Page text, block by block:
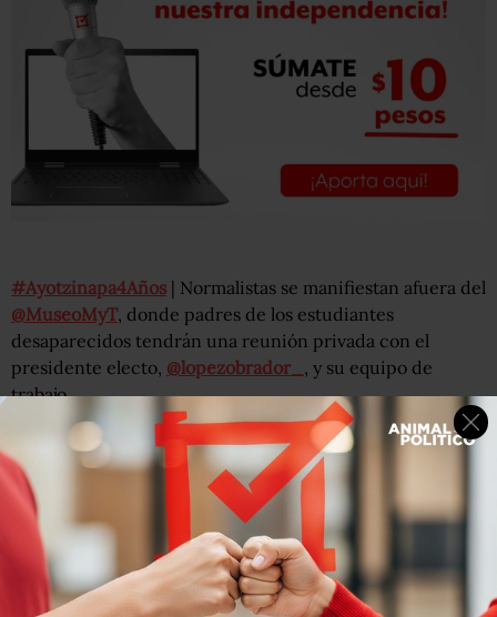
#Ayotzinapa4Años | Normalistas se manifiestan afuera del
@MuseoMyT, donde padres de los estudiantes
desaparecidos tendrán una reunión privada con el
presidente electo, @lopezobrador_
, y su equipo de
trabajo.
📸 Fotos:@paris_martinez.pic.twitter.com/agDyxVat1c
— Animal Político (@Pajaropolitico) September 26, 2018
El presidente electo dijo a los padres que cumplirá su
compromiso de campaña de ayudar a aclarar la
desaparición de los normalistas.